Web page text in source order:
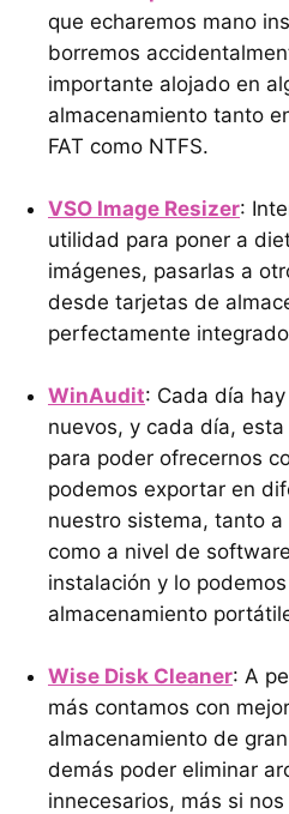
que echaremos mano
borremos
importante alojado en
almacenamiento tanto
FAT como NTFS.
VSO Image Resizer:
utilidad para poner a
imágenes, pasarlas a
desde tarjetas de
perfectamente
WinAudit: Cada día
nuevos, y cada día,
para poder ofrecernos
podemos exportar en
nuestro sistema, tanto
como a nivel de
instalación y lo
almacenamiento
Wise Disk Cleaner: A
más contamos con
almacenamiento de
demás poder eliminar
innecesarios, más si